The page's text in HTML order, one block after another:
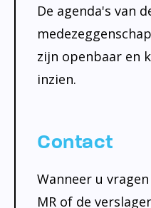
De agenda's van
zijn openbaar en
inzien.
Contact
Wanneer u
MR of de